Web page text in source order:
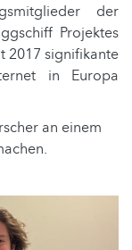
der
Projektes
2017 signifikante
in Europa
an einem